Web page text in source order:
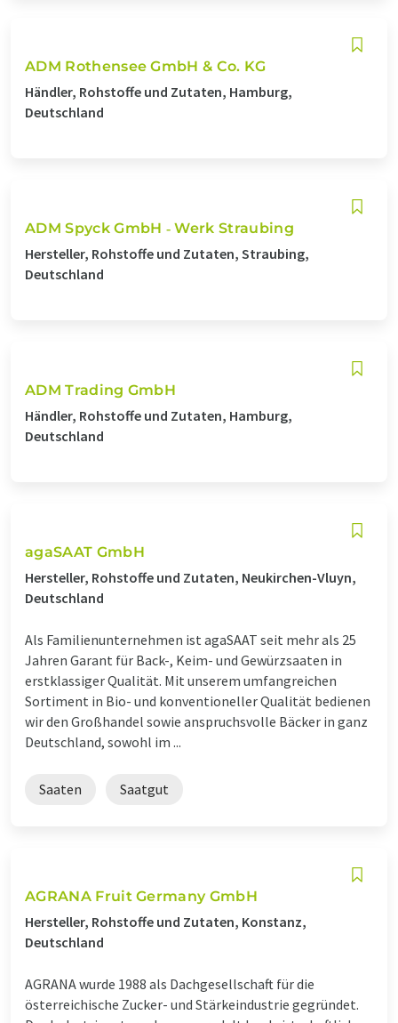
ADM Rothensee GmbH & Co. KG
Händler, Rohstoffe und Zutaten, Hamburg,
Deutschland
ADM Spyck GmbH ‐ Werk Straubing
Hersteller, Rohstoffe und Zutaten, Straubing,
Deutschland
ADM Trading GmbH
Händler, Rohstoffe und Zutaten, Hamburg,
Deutschland
agaSAAT GmbH
Hersteller, Rohstoffe und Zutaten, Neukirchen-Vluyn,
Deutschland
Als Familienunternehmen ist agaSAAT seit mehr als 25
Jahren Garant für Back-, Keim- und Gewürzsaaten in
erstklassiger Qualität. Mit unserem umfangreichen
Sortiment in Bio- und konventioneller Qualität bedienen
wir den Großhandel sowie anspruchsvolle Bäcker in ganz
Deutschland, sowohl im ...
Saaten Saatgut
AGRANA Fruit Germany GmbH
Hersteller, Rohstoffe und Zutaten, Konstanz,
Deutschland
AGRANA wurde 1988 als Dachgesellschaft für die
österreichische Zucker- und Stärkeindustrie gegründet.